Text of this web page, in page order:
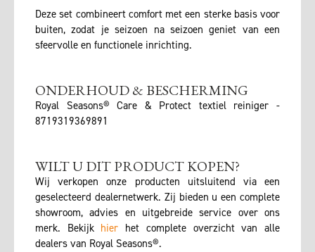
Deze set combineert comfort met een sterke basis voor
buiten, zodat je seizoen na seizoen geniet van een
sfeervolle en functionele inrichting.
ONDERHOUD & BESCHERMING
Royal Seasons® Care & Protect textiel reiniger -
8719319369891
WILT U DIT PRODUCT KOPEN?
Wij verkopen onze producten uitsluitend via een
geselecteerd dealernetwerk. Zij bieden u een complete
showroom, advies en uitgebreide service over ons
merk. Bekijk hier het complete overzicht van alle
dealers van Royal Seasons®.